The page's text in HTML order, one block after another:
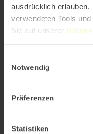
ausdrücklich erlauben.
verwendeten Tools
Sie auf unserer
Notwendig
Präferenzen
Statistiken